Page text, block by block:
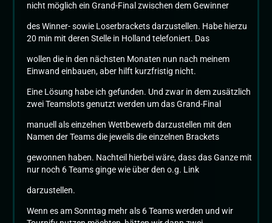
nicht möglich ein Grand-Final zwischen dem Gewinner
des Winner- sowie Loserbrackets darzustellen. Habe hierzu
20 min mit deren Stelle in Holland telefoniert. Das
wollen die in den nächsten Monaten nun nach meinem
Einwand einbauen, aber hilft kurzfristig nicht.
Eine Lösung habe ich gefunden. Und zwar in dem zusätzlich
zwei Teamslots genutzt werden um das Grand-Final
manuell als einzelnen Wettbewerb darzustellen mit den
Namen der Teams die jeweils die einzelnen Brackets
gewonnen haben. Nachteil hierbei wäre, dass das Ganze mit
nur noch 6 Teams ginge wie über den o.g. Link
darzustellen.
Wenn es am Sonntag mehr als 6 Teams werden und wir